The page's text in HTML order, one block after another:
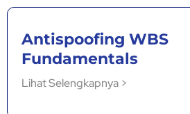
Antispoofing WBS
Fundamentals
Lihat Selengkapnya >